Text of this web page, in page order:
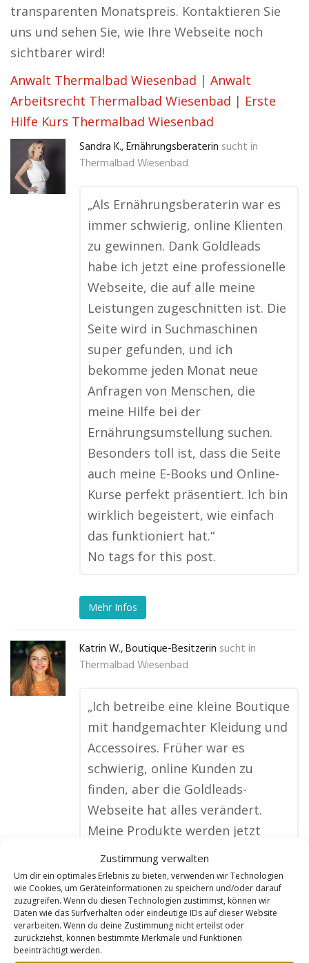
Zustimmung verwalten
Um dir ein optimales Erlebnis zu bieten, verwenden wir Technologien
wie Cookies, um Geräteinformationen zu speichern und/oder darauf
zuzugreifen. Wenn du diesen Technologien zustimmst, können wir
Daten wie das Surfverhalten oder eindeutige IDs auf dieser Website
verarbeiten. Wenn du deine Zustimmung nicht erteilst oder
zurückziehst, können bestimmte Merkmale und Funktionen
beeinträchtigt werden.
transparenten Monatspreis. Kontaktieren Sie
uns und sehen Sie, wie Ihre Webseite noch
sichtbarer wird!
Anwalt Thermalbad Wiesenbad | Anwalt
Arbeitsrecht Thermalbad Wiesenbad | Erste
Hilfe Kurs Thermalbad Wiesenbad
Sandra K., Ernährungsberaterin sucht in
Thermalbad Wiesenbad
„Als Ernährungsberaterin war es
immer schwierig, online Klienten
zu gewinnen. Dank Goldleads
habe ich jetzt eine professionelle
Webseite, die auf alle meine
Leistungen zugeschnitten ist. Die
Seite wird in Suchmaschinen
super gefunden, und ich
bekomme jeden Monat neue
Anfragen von Menschen, die
meine Hilfe bei der
Ernährungsumstellung suchen.
Besonders toll ist, dass die Seite
auch meine E-Books und Online-
Kurse perfekt präsentiert. Ich bin
wirklich begeistert, wie einfach
das funktioniert hat.“
No tags for this post.
Mehr Infos
Katrin W., Boutique-Besitzerin sucht in
Thermalbad Wiesenbad
„Ich betreibe eine kleine Boutique
mit handgemachter Kleidung und
Accessoires. Früher war es
schwierig, online Kunden zu
finden, aber die Goldleads-
Webseite hat alles verändert.
Meine Produkte werden jetzt
einzeln optimiert, sodass sie bei
Suchmaschinen gefunden werden.
Die Webseite sieht nicht nur toll
aus, sondern sorgt auch dafür,
dass ich mehr Verkäufe habe.
Mein Online-Umsatz ist in sechs